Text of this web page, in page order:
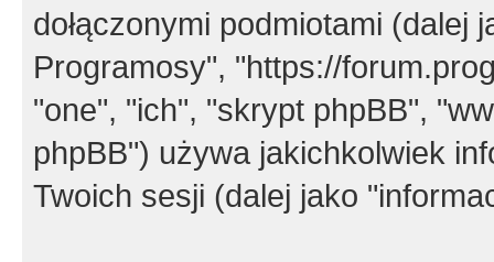
dołączonymi podmiotami (dalej
Programosy", "https://
"one", "ich", "skrypt phpBB",
phpBB") używa jakichkolwiek
Twoich sesji (dalej jako